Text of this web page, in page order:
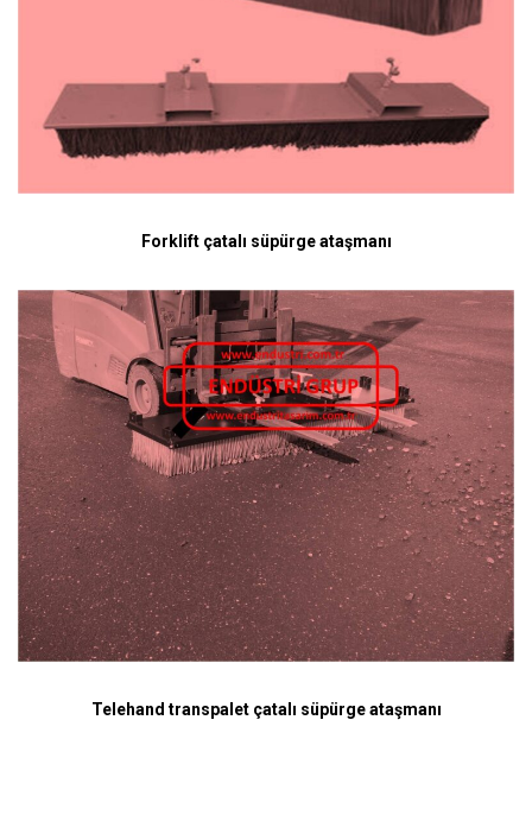
Forklift çatalı süpürge ataşmanı
Telehand transpalet çatalı süpürge ataşmanı